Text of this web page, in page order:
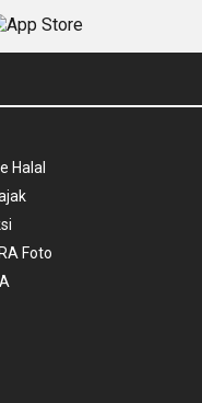
Halal
Foto